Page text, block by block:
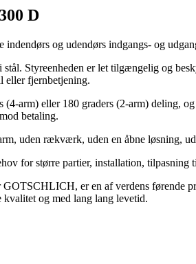
D
indendørs og udendørs indgangs- og
Styreenheden er let tilgængelig og
eller fjernbetjening.
arm) eller 180 graders (2-arm) deling,
betaling.
uden rækværk, uden en åbne løsning,
for større partier, installation,
er en af verdens førende
og med lang lang levetid.